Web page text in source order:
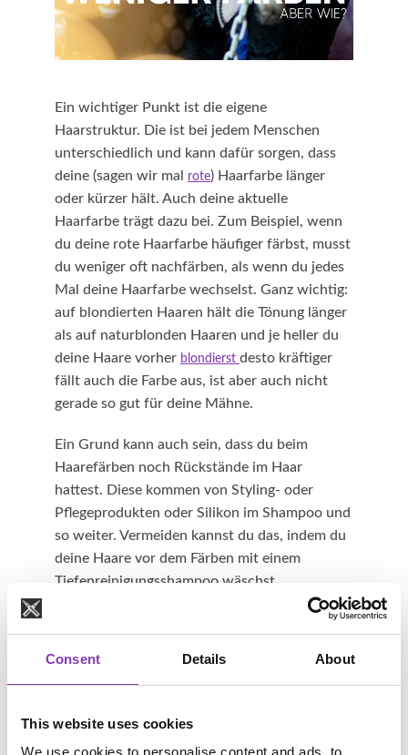
Consent Details About
This website uses cookies
We use cookies to personalise content and ads, to
Ein wichtiger Punkt ist die eigene
Haarstruktur. Die ist bei jedem Menschen
unterschiedlich und kann dafür sorgen, dass
deine (sagen wir mal
rote) Haarfarbe länger
oder kürzer hält. Auch deine aktuelle
Haarfarbe trägt dazu bei. Zum Beispiel, wenn
du deine rote Haarfarbe häufiger färbst, musst
du weniger oft nachfärben, als wenn du jedes
Mal deine Haarfarbe wechselst. Ganz wichtig:
auf blondierten Haaren hält die Tönung länger
als auf naturblonden Haaren und je heller du
deine Haare vorher blondierst desto kräftiger
fällt auch die Farbe aus, ist aber auch nicht
gerade so gut für deine Mähne.
Ein Grund kann auch sein, dass du beim
Haarefärben noch Rückstände im Haar
hattest. Diese kommen von Styling- oder
Pflegeprodukten oder Silikon im Shampoo und
so weiter. Vermeiden kannst du das, indem du
deine Haare vor dem Färben mit einem
Tiefenreinigungsshampoo wäschst.
Was passiert, wenn noch Rückstände im Haar
den Stellen, wo noch Rückstände im Haar
sind, kann die bunte Haartönung nicht so gut